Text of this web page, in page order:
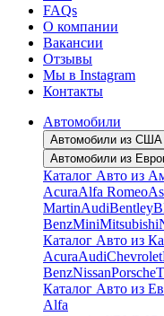
FAQs
О компании
Вакансии
Отзывы
Мы в Instagram
Контакты
Автомобили
Автомобили из США
Автомобили из
Каталог Авто из
AcuraAlfa Romeo
MartinAudiBentley
BenzMiniMitsubishi
Каталог Авто из
AcuraAudiChevrolet
BenzNissanPorsche
Каталог Авто из
Alfa